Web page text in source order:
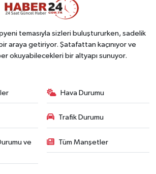
temasıyla sizleri buluştururken, sadelik
araya getiriyor. Şatafattan kaçınıyor ve
okuyabilecekleri bir altyapı sunuyor.
Hava Durumu
Trafik Durumu
ve
Tüm Manşetler